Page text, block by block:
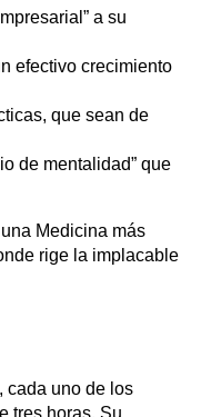
a su
efectivo crecimiento
que sean de
de mentalidad” que
Medicina más
rige la implacable
cada uno de los
tres horas. Su